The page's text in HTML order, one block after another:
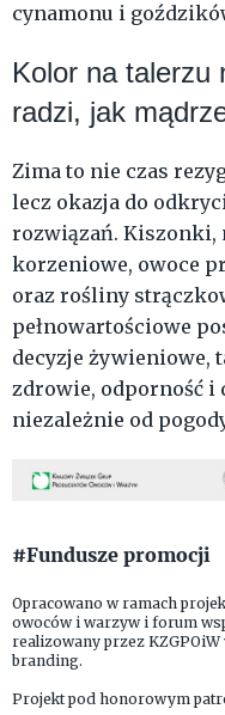
cynamonu i
Kolor na talerzu
radzi, jak
Zima to nie czas
lecz okazja do
rozwiązań.
korzeniowe, owoce
oraz rośliny
pełnowartościowe
decyzje żywieniowe,
zdrowie, odporność i
niezależnie od
#Fundusze promocji
Opracowano w ramach
owoców i warzyw i forum
realizowany przez
branding.
Projekt pod honorowym